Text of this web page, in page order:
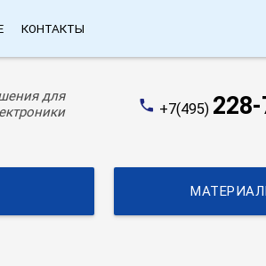
КОНТАКТЫ
для
phone +7(495)